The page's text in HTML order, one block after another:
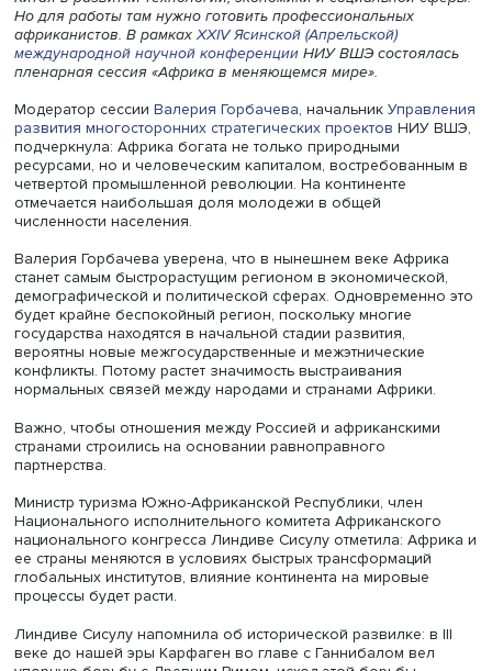
У Африки есть все шансы стать новым экономическим
гигантом. Сегодня страны континента заинтересованы в
разностороннем сотрудничестве, укреплении своих
Китая в развитии технологий, экономики и социальной
Но для работы там нужно готовить профессиональных
африканистов. В рамкахXXIV Ясинской (Апрельской)
международной научной конференцииНИУ ВШЭ
пленарная сессия «Африка в меняющемся мире».
развития многосторонних стратегических проектов
подчеркнула: Африка богата не только природными
ресурсами, но и человеческим капиталом,
четвертой промышленной революции. На континенте
отмечается наибольшая доля молодежи в общей
численности населения.
станет самым быстрорастущим регионом в
демографической и политической сферах.
государства находятся в начальной стадии развития,
вероятны новые межгосударственные и межэтнические
конфликты. Потому растет значимость выстраивания
нормальных связей между народами и странами
Важно, чтобы отношения между Россией и
странами строились на основании равноправного
партнерства.